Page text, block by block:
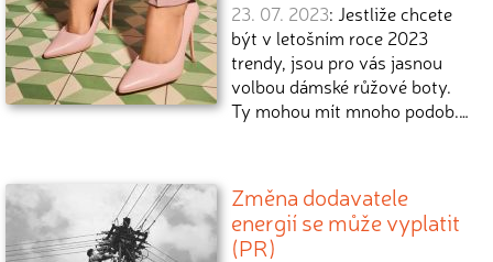
23. 07. 2023: Jestliže chcete
být v letošním roce 2023
trendy, jsou pro vás jasnou
volbou dámské růžové boty.
Ty mohou mít mnoho podob.…
Změna dodavatele
energií se může vyplatit
(PR)